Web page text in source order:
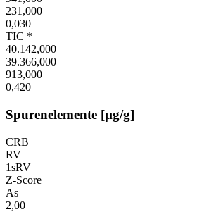
231,000
0,030
TIC *
40.142,000
39.366,000
913,000
0,420
Spurenelemente [µg/g]
CRB
RV
1sRV
Z-Score
As
2,00